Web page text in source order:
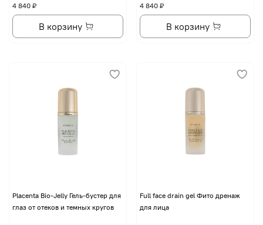
4 840 ₽
В корзину
4 840 ₽
В корзину
Placenta Bio-Jelly Гель-бустер для
глаз от отеков и темных кругов
Full face drain gel Фито дренаж
для лица